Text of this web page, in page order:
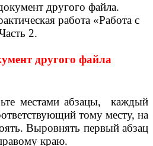
другого файла.
работа «Работа с
2.
другого файла
местами абзацы, каждый
тому месту, на
Выровнять первый абзац
краю.